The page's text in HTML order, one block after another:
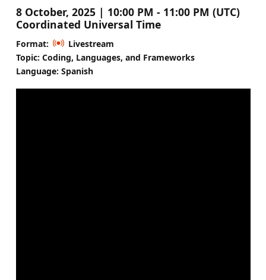
8 October, 2025 | 10:00 PM - 11:00 PM (UTC)
Coordinated Universal Time
Format:
Livestream
Topic: Coding, Languages, and Frameworks
Language: Spanish